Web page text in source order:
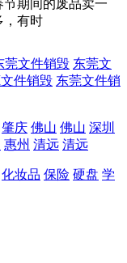
期间的废品卖一
，有时
莞文件销毁 东莞文
件销毁 东莞文件销
肇庆 佛山 佛山 深圳
惠州 清远 清远
化妆品 保险 硬盘 学